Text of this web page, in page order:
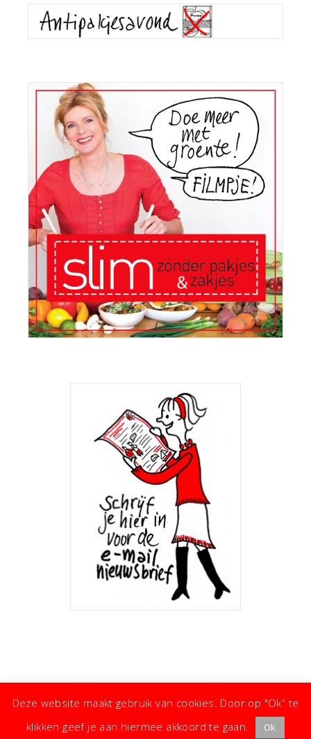
Deze website maakt gebruik van cookies. Door op "Ok" te
klikken geef je aan hiermee akkoord te gaan.
Ok